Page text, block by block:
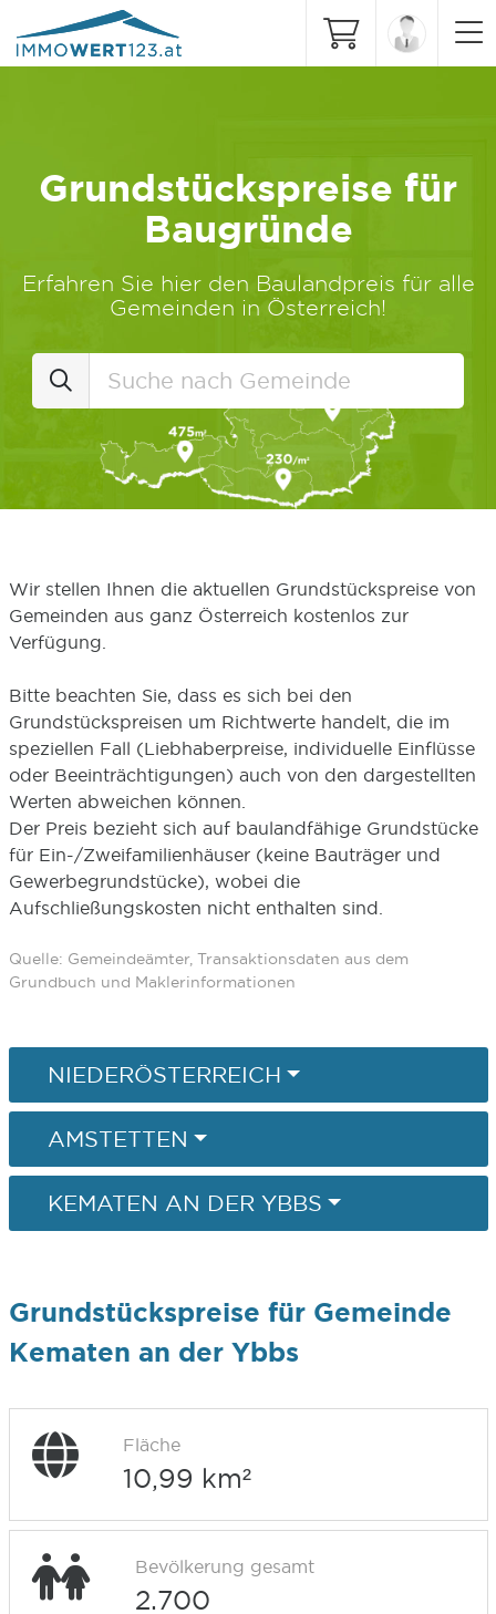
Grundstückspreise für
Baugründe
Erfahren Sie hier den Baulandpreis für alle
Gemeinden in Österreich!
Wir stellen Ihnen die aktuellen Grundstückspreise von
Gemeinden aus ganz Österreich kostenlos zur
Verfügung.
Bitte beachten Sie, dass es sich bei den
Grundstückspreisen um Richtwerte handelt, die im
speziellen Fall (Liebhaberpreise, individuelle Einflüsse
oder Beeinträchtigungen) auch von den dargestellten
Werten abweichen können.
Der Preis bezieht sich auf baulandfähige Grundstücke
für Ein-/Zweifamilienhäuser (keine Bauträger und
Gewerbegrundstücke), wobei die
Aufschließungskosten nicht enthalten sind.
Quelle: Gemeindeämter, Transaktionsdaten aus dem
Grundbuch und Maklerinformationen
NIEDERÖSTERREICH
AMSTETTEN
KEMATEN AN DER YBBS
Grundstückspreise für Gemeinde
Kematen an der Ybbs
Fläche
10,99 km²
Bevölkerung gesamt
2.700